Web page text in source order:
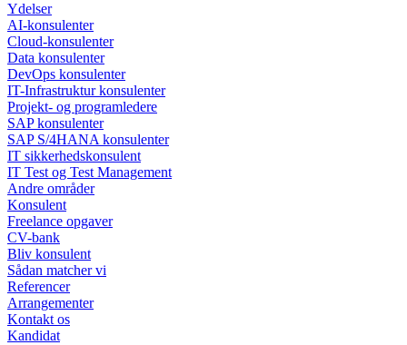
Ydelser
AI-konsulenter
Cloud-konsulenter
Data konsulenter
DevOps konsulenter
IT-Infrastruktur konsulenter
Projekt- og programledere
SAP konsulenter
SAP S/4HANA konsulenter
IT sikkerhedskonsulent
IT Test og Test Management
Andre områder
Konsulent
Freelance opgaver
CV-bank
Bliv konsulent
Sådan matcher vi
Referencer
Arrangementer
Kontakt os
Kandidat